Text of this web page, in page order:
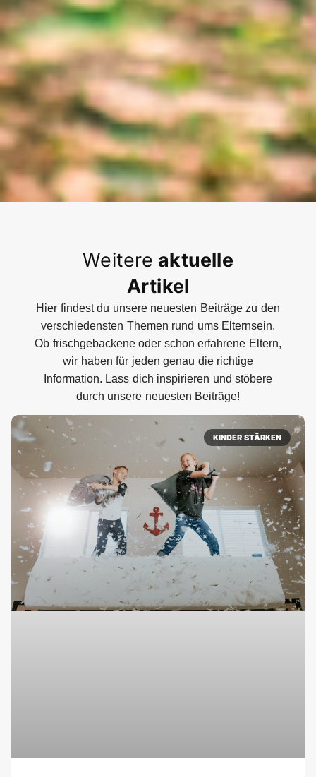
Weitere aktuelle
Artikel
Hier findest du unsere neuesten Beiträge zu den
verschiedensten Themen rund ums Elternsein.
Ob frischgebackene oder schon erfahrene Eltern,
wir haben für jeden genau die richtige
Information. Lass dich inspirieren und stöbere
durch unsere neuesten Beiträge!
KINDER STÄRKEN